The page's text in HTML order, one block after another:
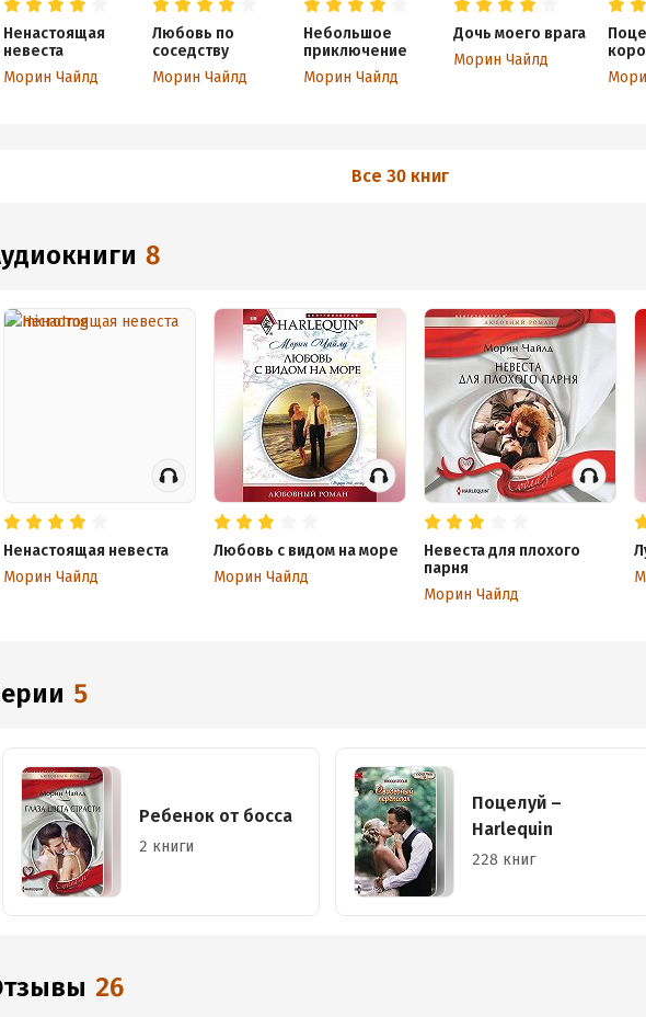
Ненастоящая
невеста
Морин Чайлд
Любовь по
соседству
Морин Чайлд
Небольшое
приключение
Морин Чайлд
Дочь моего врага
Морин Чайлд
Все 30 книг
аудиокниги 8
Ненастоящая невеста
Морин Чайлд
Любовь с видом на море
Морин Чайлд
Невеста для плохого
парня
Морин Чайлд
Серии 5
Ребенок от босса
2 книги
Поцелуй –
Harlequin
228 книг
Отзывы 26